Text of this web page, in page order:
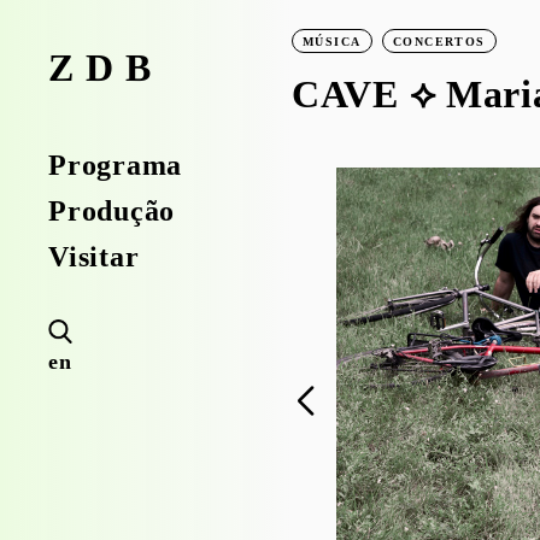
ZDB
Programa
Produção
Visitar
en
MÚSICA CONCERTOS
CAVE ⟡